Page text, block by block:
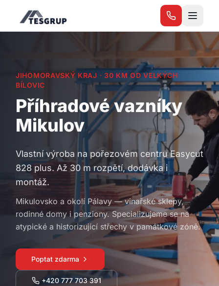
JIHOMORAVSKÝ KRAJ ·30 KM OD VELKÝCH
BÍLOVIC
Příhradové vazníky
Mikulov
Vlastní výroba na pořezovém centru Easycut
828 plus. Až 30 m rozpětí, dodávka i
montáž.
Mikulovsko a okolí Pálavy — vinařské sklepy,
rodinné domy i penziony. Specializujeme se na
atypické a historizující střechy v památkové zóně.
Poptat zdarma
+420 777 703 391